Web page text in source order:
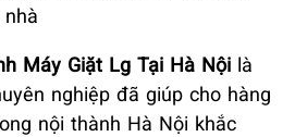
Máy Giặt Lg Tại Hà Nội là
nghiệp đã giúp cho hàng
nội thành Hà Nội khắc